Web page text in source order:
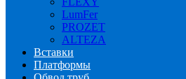
LumFer
PROZET
ALTEZA
Вставки
Платформы